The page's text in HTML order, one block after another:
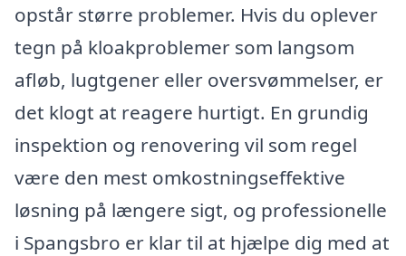
opstår større problemer. Hvis du oplever
tegn på kloakproblemer som langsom
afløb, lugtgener eller oversvømmelser, er
det klogt at reagere hurtigt. En grundig
inspektion og renovering vil som regel
være den mest omkostningseffektive
løsning på længere sigt, og professionelle
i Spangsbro er klar til at hjælpe dig med at